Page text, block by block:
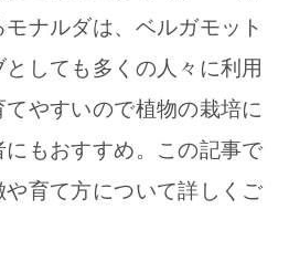
ナルダは、ベルガモット
しても多くの人々に利用
やすいので植物の栽培に
もおすすめ。この記事で
育て方について詳しくご